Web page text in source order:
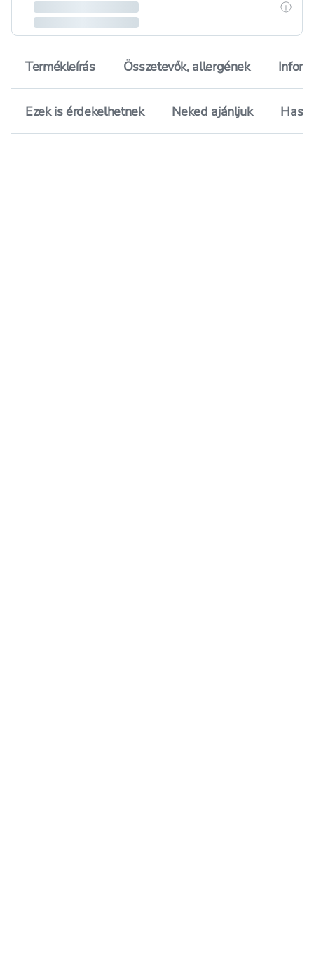
Termékleírás Összetevők, allergének
Ezek is érdekelhetnek Neked ajánljuk